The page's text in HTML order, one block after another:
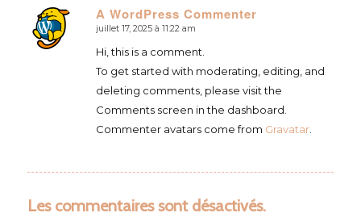
A WordPress Commenter
dit
:
juillet 17, 2025 à 11:22 am
Hi, this is a comment.
To get started with moderating, editing, and
deleting comments, please visit the
Comments screen in the dashboard.
Commenter avatars come from Gravatar.
Les commentaires sont désactivés.